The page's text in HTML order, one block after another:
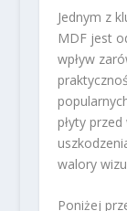
Jednym z
MDF jest
wpływ
płyty
walory
Poniżej